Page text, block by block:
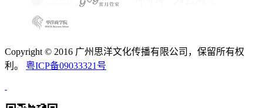
Copyright © 2016 广州思洋文化传播有限公司，保留所有权
利。 粤ICP备09033321号